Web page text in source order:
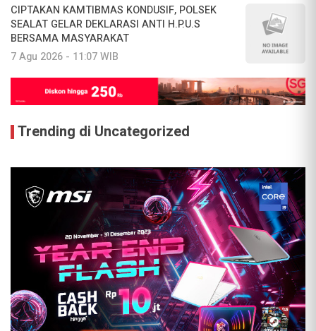
CIPTAKAN KAMTIBMAS KONDUSIF, POLSEK
SEALAT GELAR DEKLARASI ANTI H.P.U.S
BERSAMA MASYARAKAT
7 Agu 2026 - 11:07 WIB
Trending di Uncategorized